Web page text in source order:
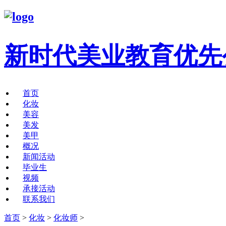
新时代美业教育优
首页
化妆
美容
美发
美甲
概况
新闻活动
毕业生
视频
承接活动
联系我们
首页 > 化妆 > 化妆师 >